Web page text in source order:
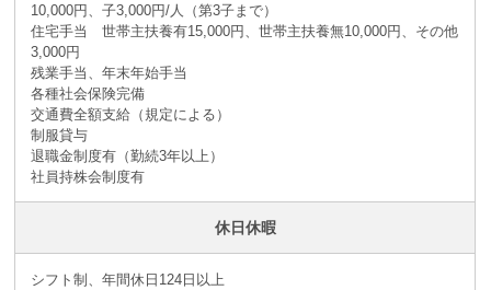
10,000円、子3,000円/人（第3子まで）
住宅手当 世帯主扶養有15,000円、世帯主扶養無10,000円、その他
3,000円
残業手当、年末年始手当
各種社会保険完備
交通費全額支給（規定による）
制服貸与
退職金制度有（勤続3年以上）
社員持株会制度有
休日休暇
シフト制、年間休日124日以上